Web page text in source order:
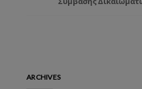
ARCHIVES